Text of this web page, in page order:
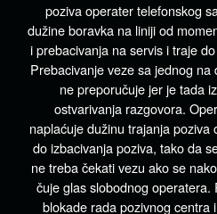
poziva operater telefonskog
dužine boravka na liniji od
i prebacivanja na servis i traje
Prebacivanje veze sa jednog
ne preporučuje jer je tada
ostvarivanja razgovora.
naplaćuje dužinu trajanja
do izbacivanja poziva, tako da
ne treba čekati vezu ako se
čuje glas slobodnog operatera.
blokade rada pozivnog centra